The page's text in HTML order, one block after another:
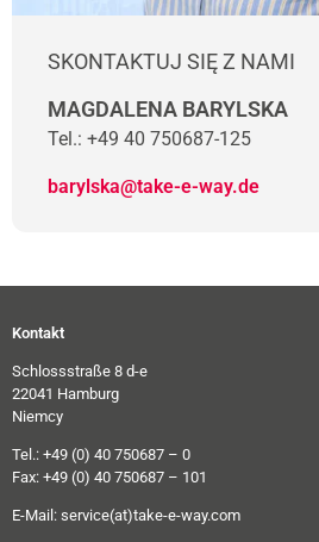
SKONTAKTUJ SIĘ Z NAMI
MAGDALENA BARYLSKA
Tel.: +49 40 750687-125
barylska@take-e-way.de
Kontakt
Schlossstraße 8 d-e
22041 Hamburg
Niemcy
Tel.: +49 (0) 40 750687 – 0
Fax: +49 (0) 40 750687 – 101
E-Mail: service(at)take-e-way.com